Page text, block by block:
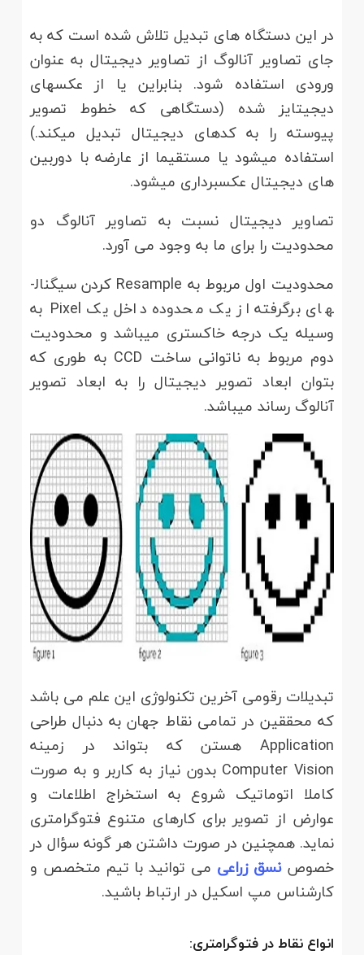
در این دستگاه ­های تبدیل تلاش شده است که به
جای تصاویر آنالوگ از تصاویر دیجیتال به عنوان
ورودی استفاده شود. بنابراین یا از عکس­های
دیجیتایز شده (دستگاهی که خطوط تصویر
پیوسته را به کدهای دیجیتال تبدیل می­کند.)
استفاده می­شود یا مستقیما از عارضه با دوربین
های دیجیتال عکس­برداری می­شود.
تصاویر دیجیتال نسبت به تصاویر آنالوگ دو
محدودیت را برای ما به وجود می ­آورد.
محدودیت اول مربوط به Resample کردن سیگنال­
های برگرفته از یک محدوده داخل یک Pixel به
وسیله یک درجه خاکستری می­باشد و محدودیت
دوم مربوط به ناتوانی ساخت CCD به طوری که
بتوان ابعاد تصویر دیجیتال را به ابعاد تصویر
آنالوگ رساند می­باشد.
تبدیلات رقومی آخرین تکنولوژی این علم می ­باشد
که محققین در تمامی نقاط جهان به دنبال طراحی
Application هستن که بتواند در زمینه
Computer Vision بدون نیاز به کاربر و به صورت
کاملا اتوماتیک شروع به استخراج اطلاعات و
عوارض از تصویر برای کارهای متنوع فتوگرامتری
نماید. همچنین در صورت داشتن هر گونه سؤال در
خصوصنسق زراعی می توانید با تیم متخصص و
کارشناس مپ اسکیل در ارتباط باشید.
انواع نقاط در فتوگرامتری: